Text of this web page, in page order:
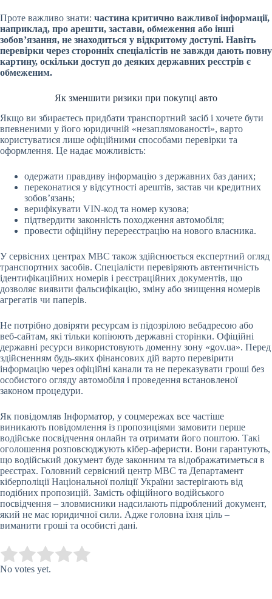
Проте важливо знати: частина критично важливої інформації,
наприклад, про арешти, застави, обмеження або інші
зобов’язання, не знаходиться у відкритому доступі. Навіть
перевірки через сторонніх спеціалістів не завжди дають повну
картину, оскільки доступ до деяких державних реєстрів є
обмеженим.
Як зменшити ризики при покупці авто
Якщо ви збираєтесь придбати транспортний засіб і хочете бути
впевненими у його юридичній «незаплямованості», варто
користуватися лише офіційними способами перевірки та
оформлення. Це надає можливість:
одержати правдиву інформацію з державних баз даних;
переконатися у відсутності арештів, застав чи кредитних
зобов’язань;
верифікувати VIN-код та номер кузова;
підтвердити законність походження автомобіля;
провести офіційну перереєстрацію на нового власника.
У сервісних центрах МВС також здійснюється експертний огляд
транспортних засобів. Спеціалісти перевіряють автентичність
ідентифікаційних номерів і реєстраційних документів, що
дозволяє виявити фальсифікацію, зміну або знищення номерів
агрегатів чи паперів.
Не потрібно довіряти ресурсам із підозрілою вебадресою або
веб-сайтам, які тільки копіюють державні сторінки. Офіційні
державні ресурси використовують доменну зону «gov.ua». Перед
здійсненням будь-яких фінансових дій варто перевірити
інформацію через офіційні канали та не переказувати гроші без
особистого огляду автомобіля і проведення встановленої
законом процедури.
Як повідомляв Інформатор, у соцмережах все частіше
виникають повідомлення із пропозиціями замовити перше
водійське посвідчення онлайн та отримати його поштою. Такі
оголошення розповсюджують кібер-аферисти. Вони гарантують,
що водійський документ буде законним та відображатиметься в
реєстрах. Головний сервісний центр МВС та Департамент
кіберполіції Національної поліції України застерігають від
подібних пропозицій. Замість офіційного водійського
посвідчення – зловмисники надсилають підроблений документ,
який не має юридичної сили. Адже головна їхня ціль –
виманити гроші та особисті дані.
Rate this item:
No votes yet.